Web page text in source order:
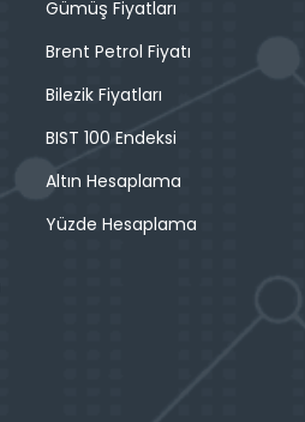
Gümüş Fiyatları
Brent Petrol Fiyatı
Bilezik Fiyatları
BIST 100 Endeksi
Altın Hesaplama
Yüzde Hesaplama